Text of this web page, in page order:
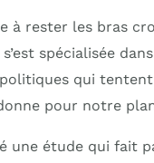
à rester les bras
spécialisée
qui
pour notre
une étude qui fait